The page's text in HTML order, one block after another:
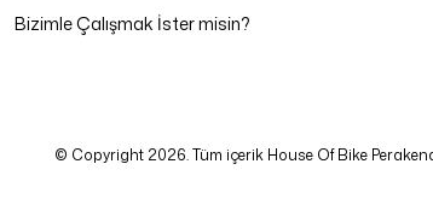
Bizimle Çalışmak İster misin?
© Copyright 2026. Tüm içerik House Of Bike